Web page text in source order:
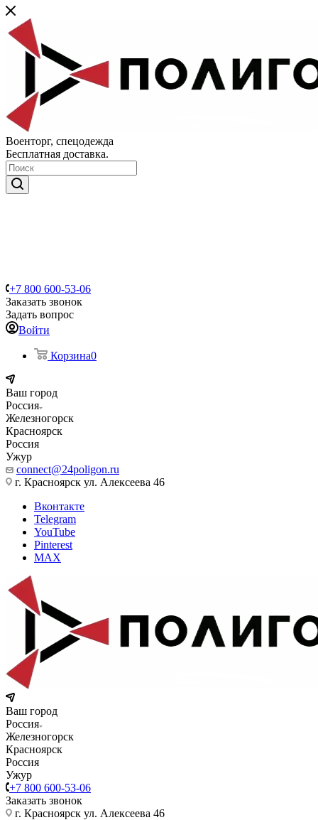
Военторг, спецодежда
Бесплатная доставка.
+7 800 600-53-06
Заказать звонок
Задать вопрос
Войти
Корзина0
Ваш город
Россия
Железногорск
Красноярск
Россия
Ужур
connect@24poligon.ru
г. Красноярск ул. Алексеева 46
Вконтакте
Telegram
YouTube
Pinterest
MAX
Ваш город
Россия
Железногорск
Красноярск
Россия
Ужур
+7 800 600-53-06
Заказать звонок
г. Красноярск ул. Алексеева 46